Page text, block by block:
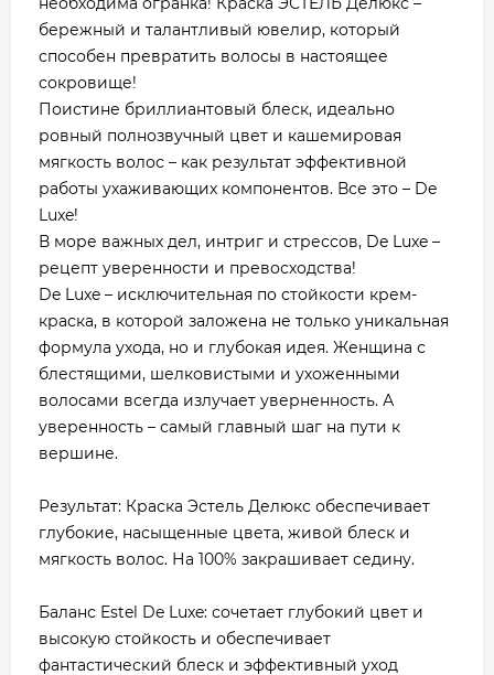
бережный и талантливый ювелир, который
способен превратить волосы в настоящее
сокровище!
Поистине бриллиантовый блеск, идеально
ровный полнозвучный цвет и кашемировая
мягкость волос – как результат эффективной
работы ухаживающих компонентов. Все это – De
Luxe!
В море важных дел, интриг и стрессов, De Luxe –
рецепт уверенности и превосходства!
De Luxe – исключительная по стойкости крем-
краска, в которой заложена не только уникальная
формула ухода, но и глубокая идея. Женщина с
блестящими, шелковистыми и ухоженными
волосами всегда излучает уверненность. А
уверенность – самый главный шаг на пути к
вершине.
Результат: Краска Эстель Делюкс обеспечивает
глубокие, насыщенные цвета, живой блеск и
мягкость волос. На 100% закрашивает седину.
Баланс Estel De Luxe: сочетает глубокий цвет и
высокую стойкость и обеспечивает
фантастический блеск и эффективный уход